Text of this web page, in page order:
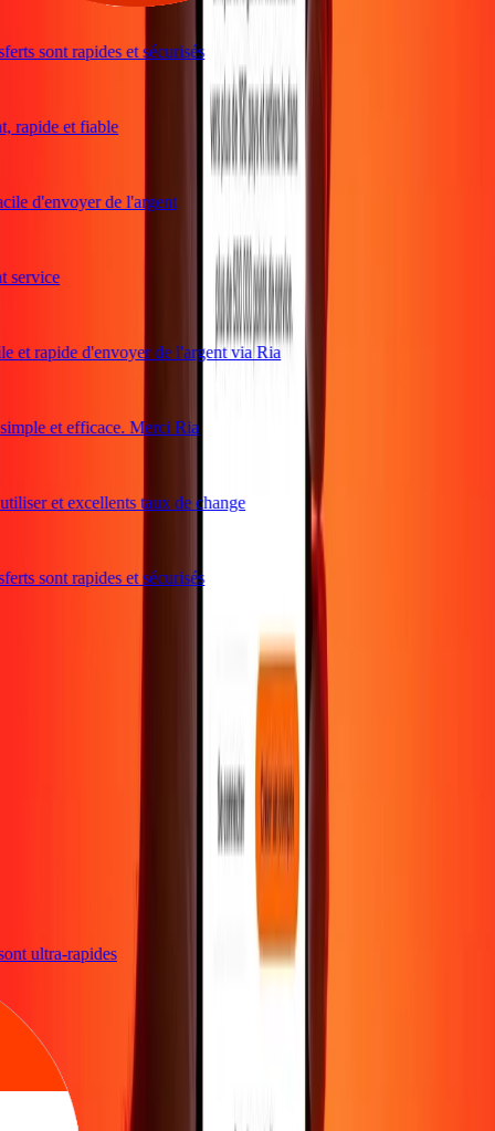
sont rapides et sécurisés
et fiable
d'envoyer de l'argent
et rapide d'envoyer de l'argent via Ria
et efficace. Merci Ria
et excellents taux de change
sont rapides et sécurisés
ultra-rapides